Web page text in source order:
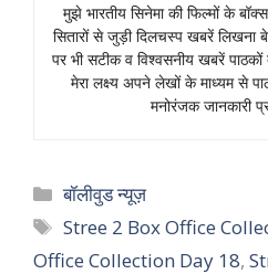
मुझे भारतीय सिनेमा की फिल्मों के
सितारों से जुड़ी दिलचस्प खबरें लिखना
पर भी सटीक व विश्वसनीय खबरें
मेरा लक्ष्य अपने लेखों के माध्यम से
मनोरंजक जानकारी
Categories
बॉलीवुड न्यूज़
Tags
Stree 2 Box Office
Office Collection Day 18,